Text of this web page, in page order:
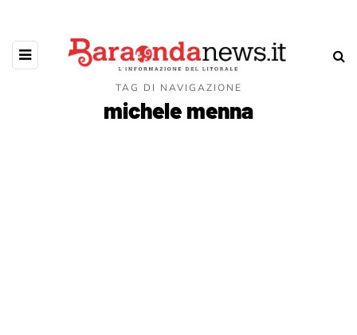
TAG DI NAVIGAZIONE
michele menna